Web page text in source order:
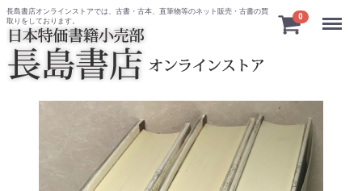
長島書店オンラインストアでは、古書・古本、直筆物等のネット販売・古書の買
取りをしております。
0 Menu